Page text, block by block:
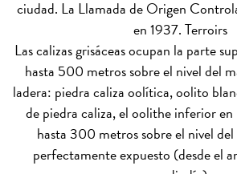
ciudad. La Llamada de Origen
en 1937.Terroirs
Las calizas grisáceas ocupan la parte
hasta 500 metros sobre el nivel del
ladera: piedra caliza oolítica, oolito
de piedra caliza, el oolithe inferior en
hasta 300 metros sobre el nivel
perfectamente expuesto (desde el